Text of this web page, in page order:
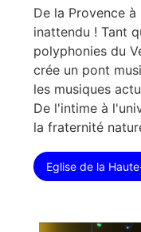
De la Provence
inattendu ! Tant
polyphonies du
crée un pont
les musiques
De l'intime à
la fraternité
Eglise de la